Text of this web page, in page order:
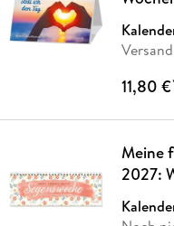
11,80 €*
Meine
2027: